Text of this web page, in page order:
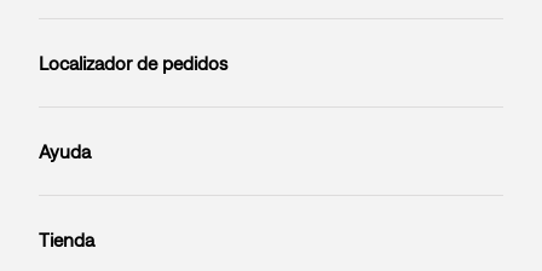
Localizador de pedidos
Ayuda
Tienda